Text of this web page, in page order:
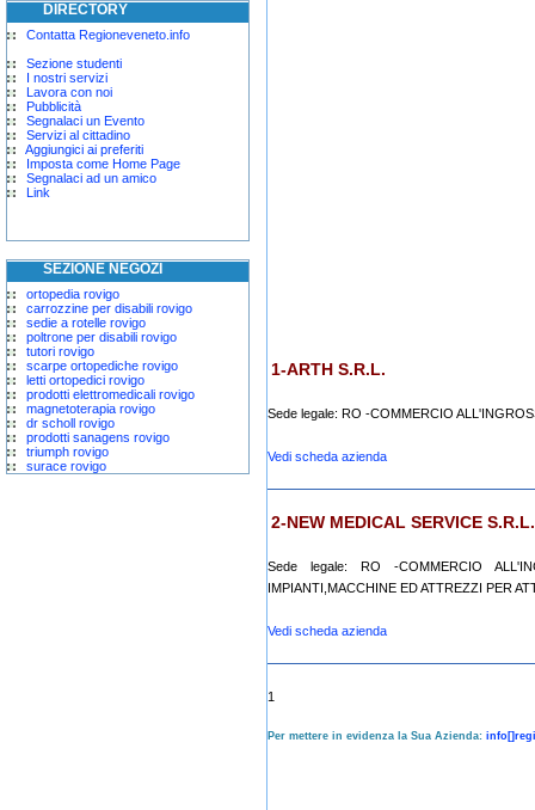
DIRECTORY
Contatta Regioneveneto.info
Sezione studenti
I nostri servizi
Lavora con noi
Pubblicità
Segnalaci un Evento
Servizi al cittadino
Aggiungici ai preferiti
Imposta come Home Page
Segnalaci ad un amico
Link
SEZIONE NEGOZI
ortopedia rovigo
carrozzine per disabili rovigo
sedie a rotelle rovigo
poltrone per disabili rovigo
tutori rovigo
scarpe ortopediche rovigo
letti ortopedici rovigo
prodotti elettromedicali rovigo
magnetoterapia rovigo
dr scholl rovigo
prodotti sanagens rovigo
triumph rovigo
surace rovigo
1-ARTH S.R.L.
Sede legale: RO -COMMERCIO
Vedi scheda azienda
2-NEW MEDICAL SERVICE S.R.L.
Sede legale: RO -COMMERCIO
IMPIANTI,MACCHINE ED ATTREZZI PER
Vedi scheda azienda
1
Per mettere in evidenza la Sua Azienda: